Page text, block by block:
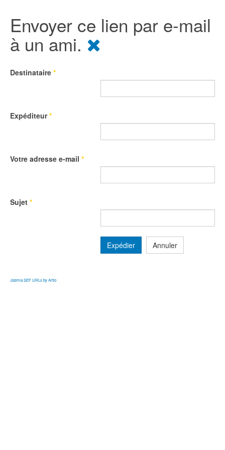
Envoyer ce lien par e-mail
à un ami.
Destinataire *
Expéditeur*
Votre adresse e-mail *
Sujet *
Expédier Annuler
Joomla SEF URLs by Artio